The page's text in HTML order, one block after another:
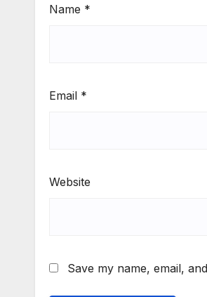
Name *
Email *
Website
Save my name, email,